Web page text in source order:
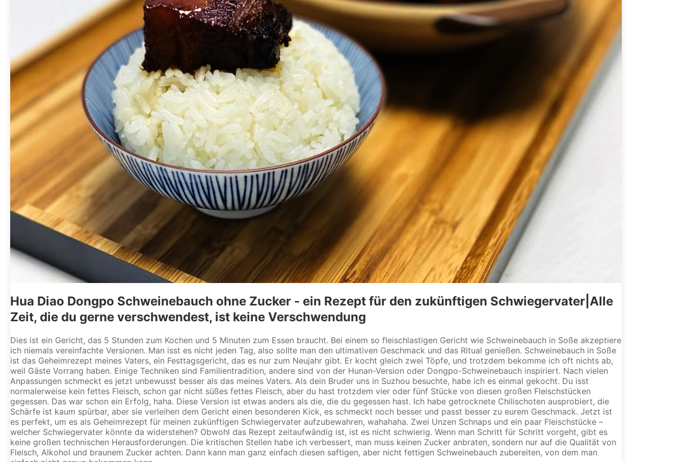
Hua Diao Dongpo Schweinebauch ohne Zucker - ein Rezept für den zukünftigen Schwiegervater|Alle
Zeit, die du gerne verschwendest, ist keine Verschwendung
Dies ist ein Gericht, das 5 Stunden zum Kochen und 5 Minuten zum Essen braucht. Bei einem so fleischlastigen Gericht wie Schweinebauch in Soße akzeptiere
ich niemals vereinfachte Versionen. Man isst es nicht jeden Tag, also sollte man den ultimativen Geschmack und das Ritual genießen. Schweinebauch in Soße
ist das Geheimrezept meines Vaters, ein Festtagsgericht, das es nur zum Neujahr gibt. Er kocht gleich zwei Töpfe, und trotzdem bekomme ich oft nichts ab,
weil Gäste Vorrang haben. Einige Techniken sind Familientradition, andere sind von der Hunan-Version oder Dongpo-Schweinebauch inspiriert. Nach vielen
Anpassungen schmeckt es jetzt unbewusst besser als das meines Vaters. Als dein Bruder uns in Suzhou besuchte, habe ich es einmal gekocht. Du isst
normalerweise kein fettes Fleisch, schon gar nicht süßes fettes Fleisch, aber du hast trotzdem vier oder fünf Stücke von diesen großen Fleischstücken
gegessen. Das war schon ein Erfolg, haha. Diese Version ist etwas anders als die, die du gegessen hast. Ich habe getrocknete Chilischoten ausprobiert, die
Schärfe ist kaum spürbar, aber sie verleihen dem Gericht einen besonderen Kick, es schmeckt noch besser und passt besser zu eurem Geschmack. Jetzt ist
es perfekt, um es als Geheimrezept für meinen zukünftigen Schwiegervater aufzubewahren, wahahaha. Zwei Unzen Schnaps und ein paar Fleischstücke –
welcher Schwiegervater könnte da widerstehen? Obwohl das Rezept zeitaufwändig ist, ist es nicht schwierig. Wenn man Schritt für Schritt vorgeht, gibt es
keine großen technischen Herausforderungen. Die kritischen Stellen habe ich verbessert, man muss keinen Zucker anbraten, sondern nur auf die Qualität von
Fleisch, Alkohol und braunem Zucker achten. Dann kann man ganz einfach diesen saftigen, aber nicht fettigen Schweinebauch zubereiten, von dem man